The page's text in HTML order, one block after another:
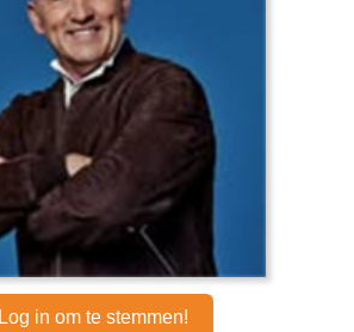
Log in om te stemmen!